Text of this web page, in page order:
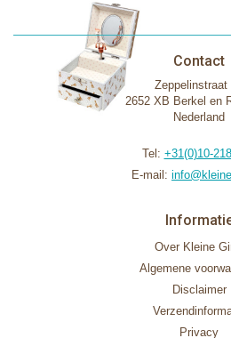
Contact
Zeppelinstraat
2652 XB Berkel en
Nederland
Tel: +31(0)10-
E-mail:
Over Kleine
Algemene
Disclaimer
Privacy